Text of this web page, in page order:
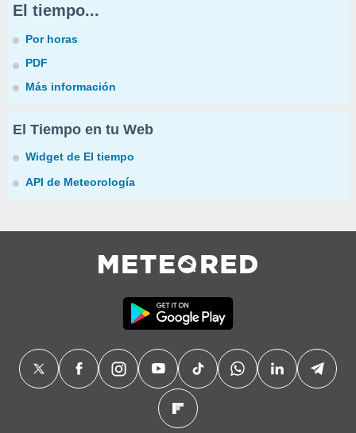
El tiempo...
Por horas
PDF
Más información
El Tiempo en tu Web
Widget de El tiempo
API de Meteorología